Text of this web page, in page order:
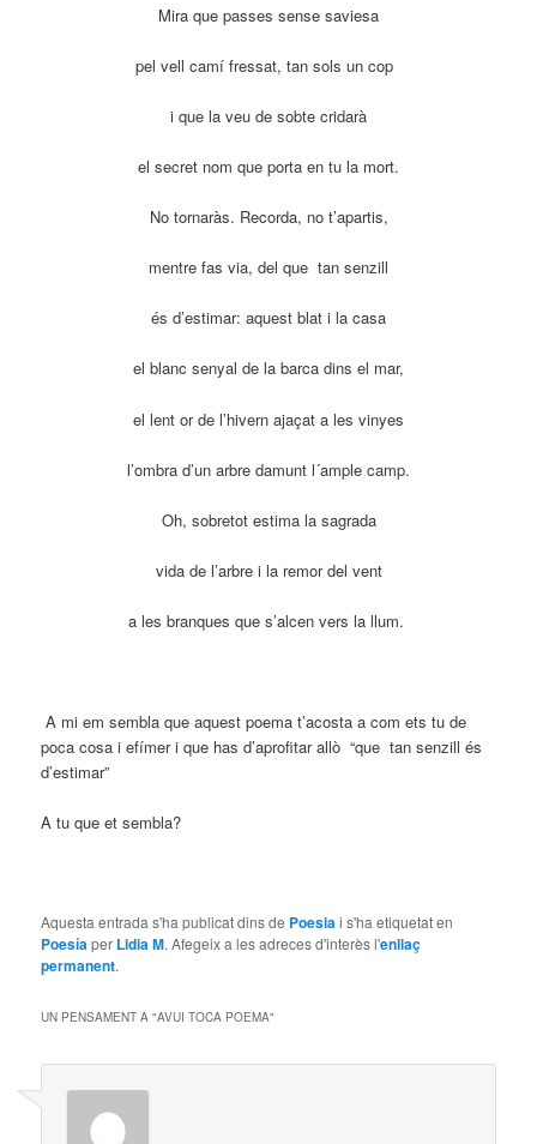
Mira que passes sense saviesa
pel vell camí fressat, tan sols un cop
i que la veu de sobte cridarà
el secret nom que porta en tu la mort.
No tornaràs. Recorda, no t’apartis,
mentre fas via, del que tan senzill
és d’estimar: aquest blat i la casa
el blanc senyal de la barca dins el mar,
el lent or de l’hivern ajaçat a les vinyes
l’ombra d’un arbre damunt l´ample camp.
Oh, sobretot estima la sagrada
vida de l’arbre i la remor del vent
a les branques que s’alcen vers la llum.
A mi em sembla que aquest poema t’acosta a com ets tu de
poca cosa i efímer i que has d’aprofitar allò “que tan senzill és
d’estimar”
A tu que et sembla?
Aquesta entrada s'ha publicat dins de Poesiai s'ha etiquetat en
Poesíaper Lidia M. Afegeix a les adreces d'interès l'enllaç
permanent.
UN PENSAMENT A "AVUI TOCA POEMA"